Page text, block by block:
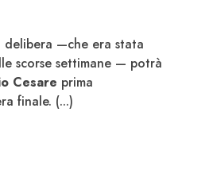
—che era stata
scorse settimane — potrà
Cesare prima
finale. (...)